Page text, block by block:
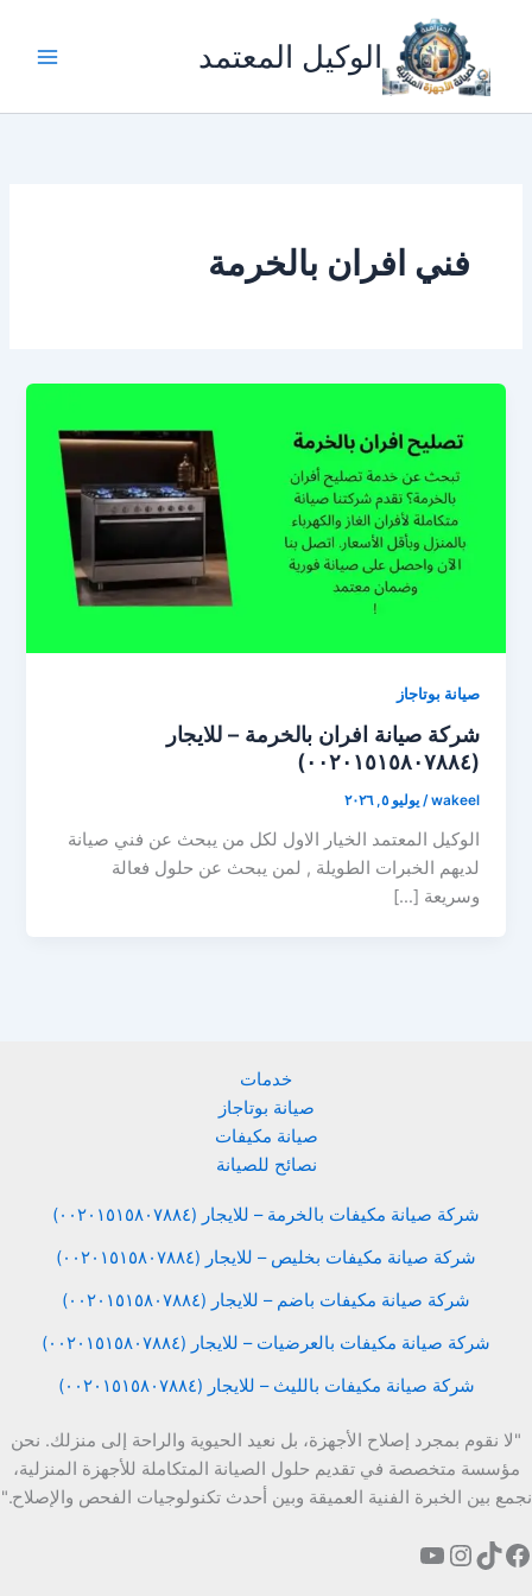
المحتوى
الوكيل المعتمد
فني افران بالخرمة
صيانة بوتاجاز
شركة صيانة افران بالخرمة – للايجار
(٠٠٢٠١٥١٥٨٠٧٨٨٤)
wakeel
/يوليو ٥, ٢٠٢٦
الوكيل المعتمد الخيار الاول لكل من يبحث عن فني صيانة
لديهم الخبرات الطويلة , لمن يبحث عن حلول فعالة
وسريعة […]
خدمات
صيانة بوتاجاز
صيانة مكيفات
نصائح للصيانة
شركة صيانة مكيفات بالخرمة – للايجار (٠٠٢٠١٥١٥٨٠٧٨٨٤)
شركة صيانة مكيفات بخليص – للايجار (٠٠٢٠١٥١٥٨٠٧٨٨٤)
شركة صيانة مكيفات باضم – للايجار (٠٠٢٠١٥١٥٨٠٧٨٨٤)
شركة صيانة مكيفات بالعرضيات – للايجار (٠٠٢٠١٥١٥٨٠٧٨٨٤)
شركة صيانة مكيفات بالليث – للايجار (٠٠٢٠١٥١٥٨٠٧٨٨٤)
"لا نقوم بمجرد إصلاح الأجهزة، بل نعيد الحيوية والراحة إلى منزلك. نحن
مؤسسة متخصصة في تقديم حلول الصيانة المتكاملة للأجهزة المنزلية،
نجمع بين الخبرة الفنية العميقة وبين أحدث تكنولوجيات الفحص والإصلاح."